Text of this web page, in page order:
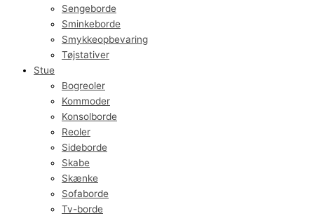
Sengeborde
Sminkeborde
Smykkeopbevaring
Tøjstativer
Stue
Bogreoler
Kommoder
Konsolborde
Reoler
Sideborde
Skabe
Skænke
Sofaborde
Tv-borde